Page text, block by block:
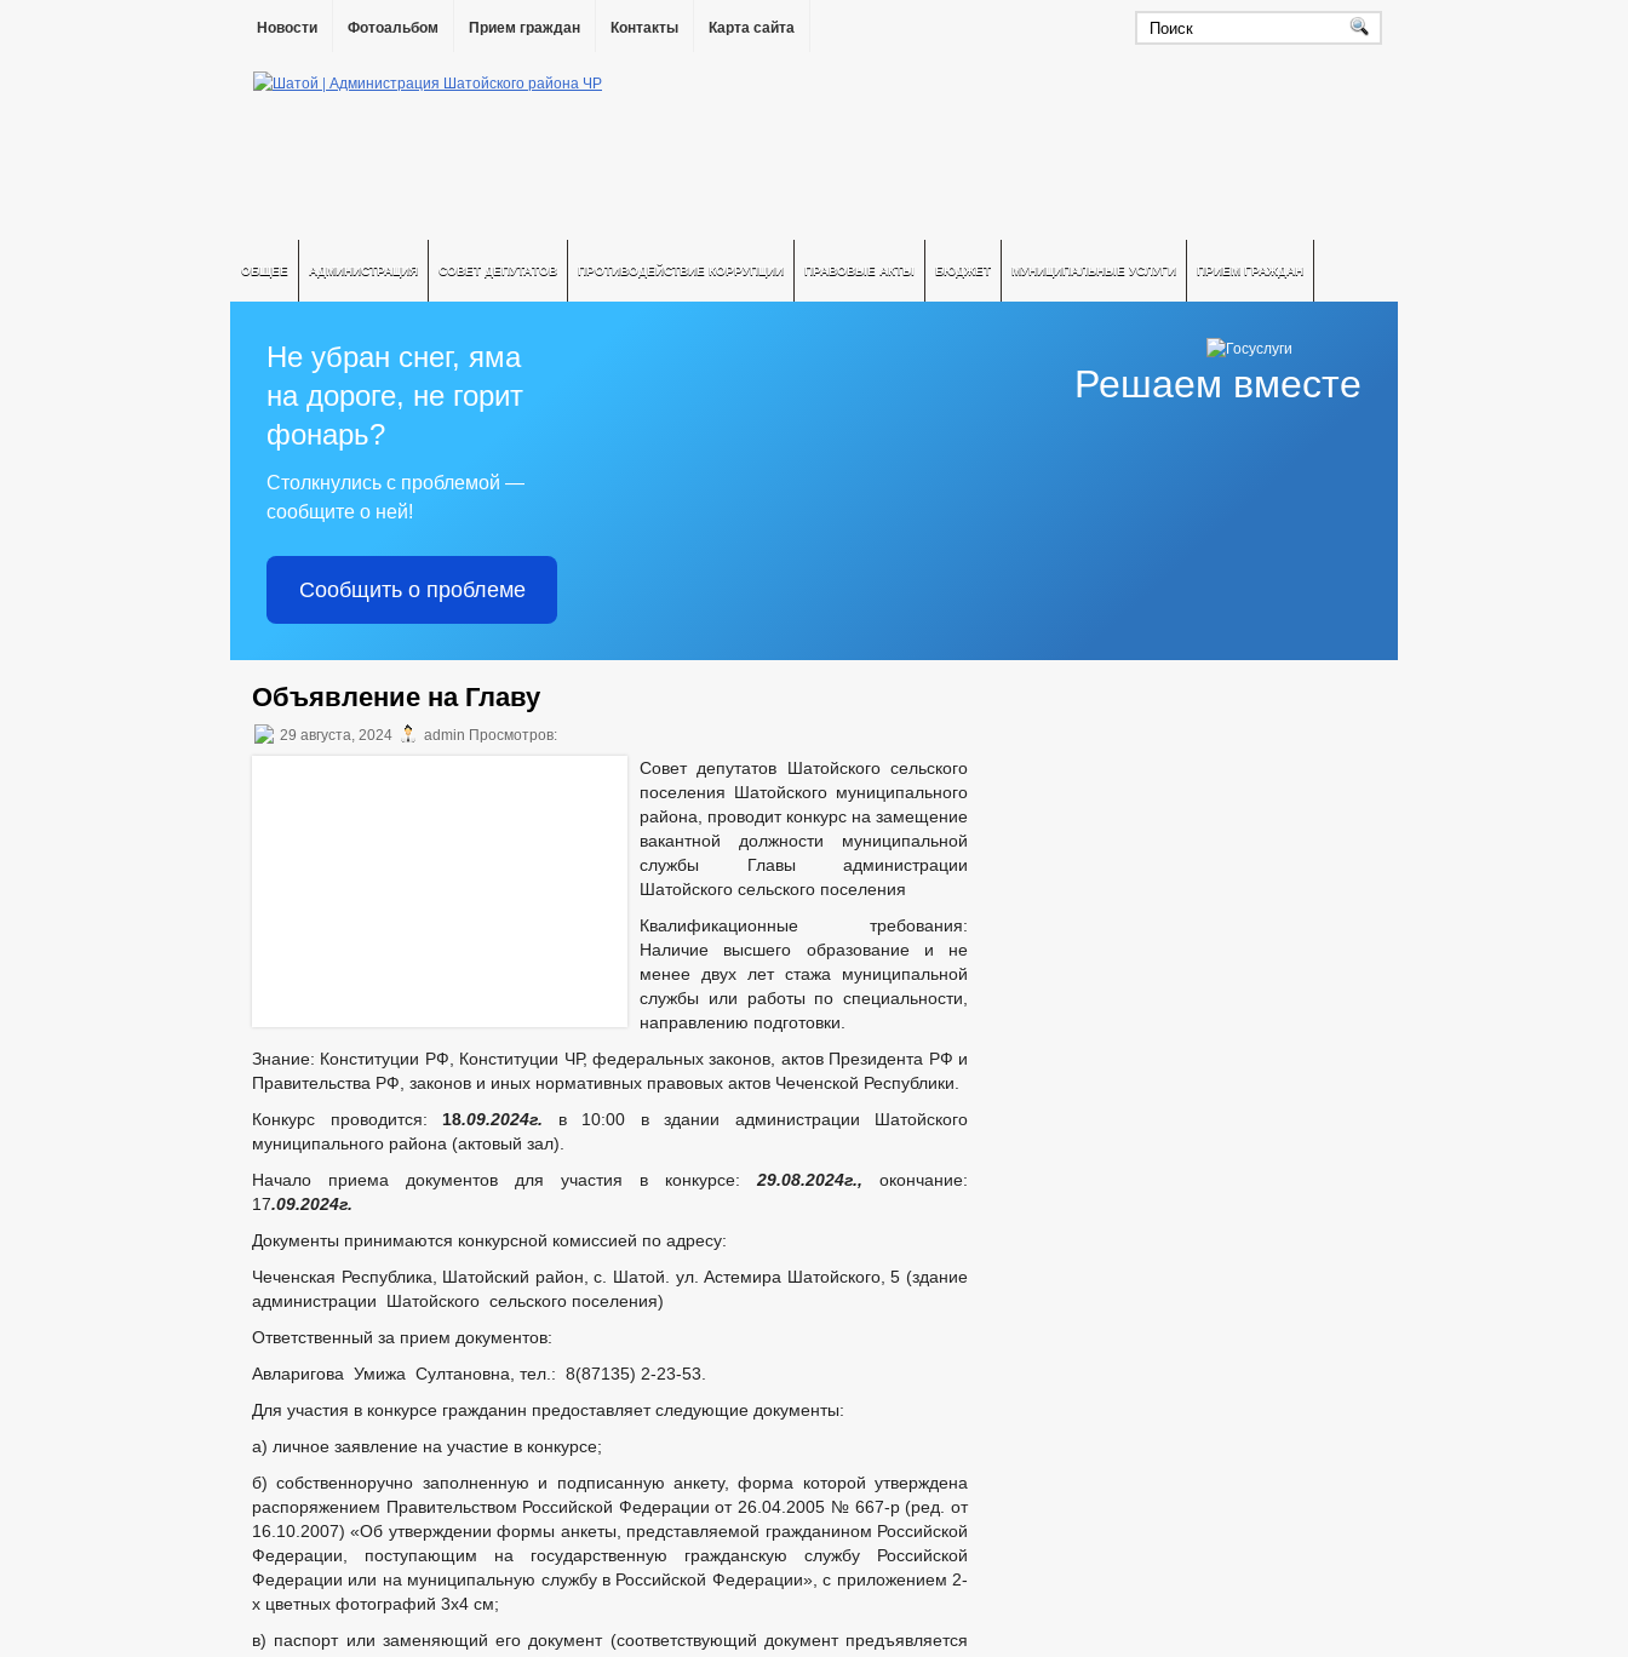
Новости Фотоальбом Прием граждан Контакты Карта сайта
ОБЩЕЕ АДМИНИСТРАЦИЯ СОВЕТ ДЕПУТАТОВ ПРОТИВОДЕЙСТВИЕ КОРРУПЦИИ ПРАВОВЫЕ АКТЫ БЮДЖЕТ МУНИЦИПАЛЬНЫЕ УСЛУГИ ПРИЕМ ГРАЖДАН
Решаем вместе
Не убран снег, яма
на дороге, не горит
фонарь?
Столкнулись с проблемой —
сообщите о ней!
Сообщить о проблеме
Объявление на Главу
29 августа, 2024 admin Просмотров:
Совет депутатов Шатойского сельского
поселения Шатойского муниципального
района, проводит конкурс на замещение
вакантной должности муниципальной
службы Главы администрации
Шатойского сельского поселения
Квалификационные требования:
Наличие высшего образование и не
менее двух лет стажа муниципальной
службы или работы по специальности,
направлению подготовки.
Знание: Конституции РФ, Конституции ЧР, федеральных законов, актов Президента РФ и
Правительства РФ, законов и иных нормативных правовых актов Чеченской Республики.
Конкурс проводится: 18.09.2024г. в 10:00 в здании администрации Шатойского
муниципального района (актовый зал).
Начало приема документов для участия в конкурсе: 29.08.2024г., окончание:
17.09.2024г.
Документы принимаются конкурсной комиссией по адресу:
Чеченская Республика, Шатойский район, с. Шатой. ул. Астемира Шатойского, 5 (здание
администрации Шатойского сельского поселения)
Ответственный за прием документов:
Авларигова Умижа Султановна, тел.: 8(87135) 2-23-53.
Для участия в конкурсе гражданин предоставляет следующие документы:
а) личное заявление на участие в конкурсе;
б) собственноручно заполненную и подписанную анкету, форма которой утверждена
распоряжением Правительством Российской Федерации от 26.04.2005 № 667-р (ред. от
16.10.2007) «Об утверждении формы анкеты, представляемой гражданином Российской
Федерации, поступающим на государственную гражданскую службу Российской
Федерации или на муниципальную службу в Российской Федерации», с приложением 2-
х цветных фотографий 3х4 см;
в) паспорт или заменяющий его документ (соответствующий документ предъявляется